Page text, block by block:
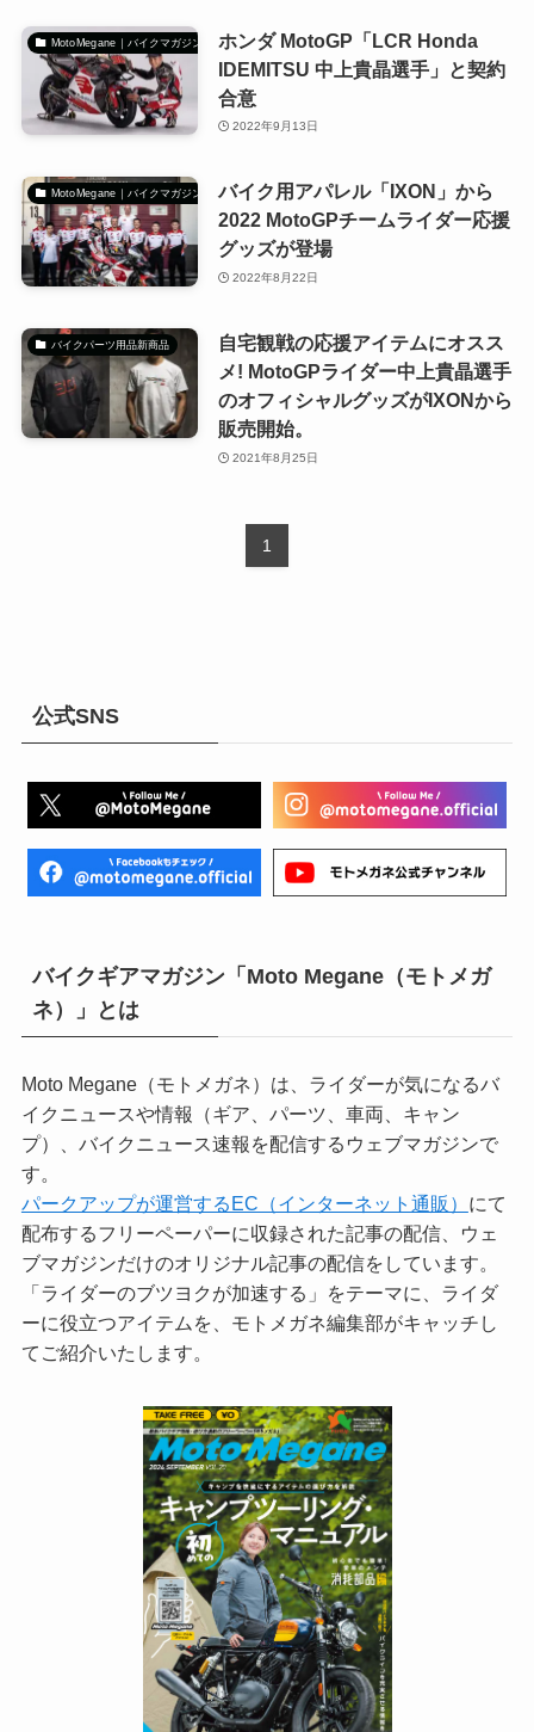
MotoMegane｜バイクマガジン
ホンダ MotoGP「LCR Honda
IDEMITSU 中上貴晶選手」と契約
合意
2022年9月13日
MotoMegane｜バイクマガジン
バイク用アパレル「IXON」から
2022 MotoGPチームライダー応援
グッズが登場
2022年8月22日
バイクパーツ用品新商品
自宅観戦の応援アイテムにオスス
メ! MotoGPライダー中上貴晶選手
のオフィシャルグッズがIXONから
販売開始。
2021年8月25日
1
公式SNS
バイクギアマガジン「Moto Megane（モトメガ
ネ）」とは
Moto Megane（モトメガネ）は、ライダーが気になるバ
イクニュースや情報（ギア、パーツ、車両、キャン
プ）、バイクニュース速報を配信するウェブマガジンで
す。
パークアップが運営するEC（インターネット通販） にて
配布するフリーペーパーに収録された記事の配信、ウェ
ブマガジンだけのオリジナル記事の配信をしています。
「ライダーのブツヨクが加速する」をテーマに、ライダ
ーに役立つアイテムを、モトメガネ編集部がキャッチし
てご紹介いたします。